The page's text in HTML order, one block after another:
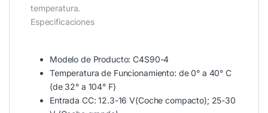
temperatura.
Especificaciones
Modelo de Producto: C4S90-4
Temperatura de Funcionamiento: de 0° a 40° C
(de 32° a 104° F)
Entrada CC: 12.3-16 V(Coche compacto); 25-30